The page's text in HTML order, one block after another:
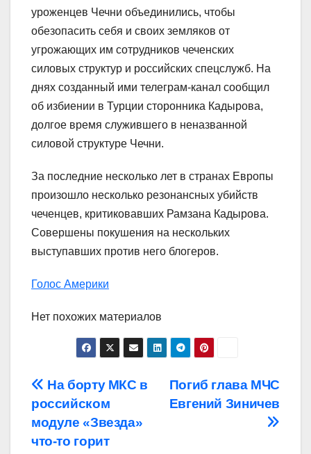
уроженцев Чечни объединились, чтобы
обезопасить себя и своих земляков от
угрожающих им сотрудников чеченских
силовых структур и российских спецслужб. На
днях созданный ими телеграм-канал сообщил
об избиении в Турции сторонника Кадырова,
долгое время служившего в неназванной
силовой структуре Чечни.
За последние несколько лет в странах Европы
произошло несколько резонансных убийств
чеченцев, критиковавших Рамзана Кадырова.
Совершены покушения на нескольких
выступавших против него блогеров.
Голос Америки
Нет похожих материалов
Навигация
по
записям
Погиб глава МЧС
Евгений Зиничев
На борту МКС в
российском
модуле «Звезда»
что-то горит